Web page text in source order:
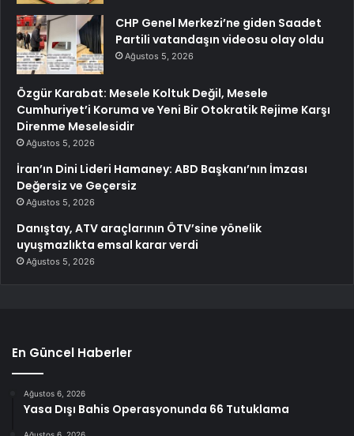
CHP Genel Merkezi’ne giden Saadet
Partili vatandaşın videosu olay oldu
Ağustos 5, 2026
Özgür Karabat: Mesele Koltuk Değil, Mesele
Cumhuriyet’i Koruma ve Yeni Bir Otokratik Rejime Karşı
Direnme Meselesidir
Ağustos 5, 2026
İran’ın Dini Lideri Hamaney: ABD Başkanı’nın İmzası
Değersiz ve Geçersiz
Ağustos 5, 2026
Danıştay, ATV araçlarının ÖTV’sine yönelik
uyuşmazlıkta emsal karar verdi
Ağustos 5, 2026
En Güncel Haberler
Ağustos 6, 2026
Yasa Dışı Bahis Operasyonunda 66 Tutuklama